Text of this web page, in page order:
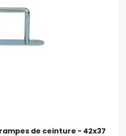
de ceinture - 42x37